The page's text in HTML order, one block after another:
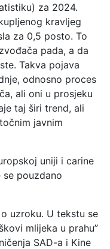
za 2024.
kravljeg
za 0,5 posto. To
pada, a da
Takva pojava
odnosno proces
ali oni u prosjeku
taj širi trend, ali
javnim
uniji i carine
se pouzdano
uzroku. U tekstu se
mlijeka u prahu”
SAD-a i Kine